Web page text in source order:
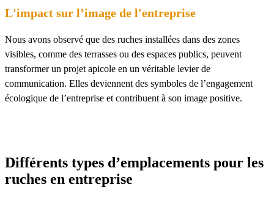
L'impact sur l’image de l'entreprise
Nous avons observé que des ruches installées dans des zones
visibles, comme des terrasses ou des espaces publics, peuvent
transformer un projet apicole en un véritable levier de
communication. Elles deviennent des symboles de l’engagement
écologique de l’entreprise et contribuent à son image positive.
Différents types d’emplacements pour les
ruches en entreprise